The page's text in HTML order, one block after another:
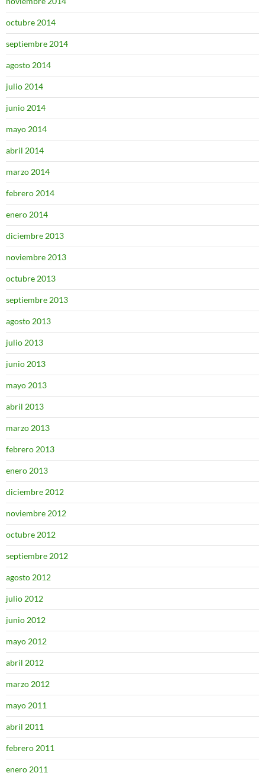
octubre 2014
septiembre 2014
agosto 2014
julio 2014
junio 2014
mayo 2014
abril 2014
marzo 2014
febrero 2014
enero 2014
diciembre 2013
noviembre 2013
octubre 2013
septiembre 2013
agosto 2013
julio 2013
junio 2013
mayo 2013
abril 2013
marzo 2013
febrero 2013
enero 2013
diciembre 2012
noviembre 2012
octubre 2012
septiembre 2012
agosto 2012
julio 2012
junio 2012
mayo 2012
abril 2012
marzo 2012
mayo 2011
abril 2011
febrero 2011
enero 2011